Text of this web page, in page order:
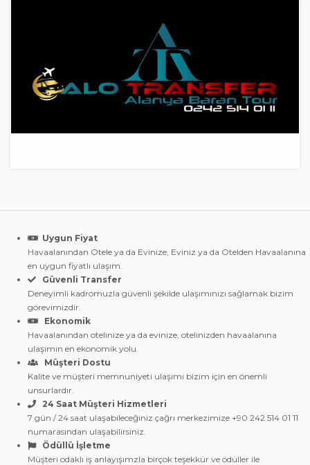
Uygun Fiyat
Havaalanından Otele ya da Evinize, Eviniz ya da Otelden Havaalanına
en uygun fiyatlı ulaşım.
Güvenli Transfer
Deneyimli kadromuzla güvenli şekilde ulaşımınızı sağlamak bizim
görevimizdir.
Ekonomik
Havaalanından otelinize ya da evinize, otelinizden havaalanına
ulaşımın en ekonomik yolu.
Müşteri Dostu
Kalite ve müşteri memnuniyeti ulaşımı bizim için en önemli
unsurlardır.
24 Saat Müşteri Hizmetleri
7 gün / 24 saat ulaşabileceğiniz çağrı merkezimize +90 242 514 01 11
numarasından ulaşabilirsiniz.
Ödüllü İşletme
Müşteri odaklı iş anlayışımzla birçok teşekkür ve ödüller ile